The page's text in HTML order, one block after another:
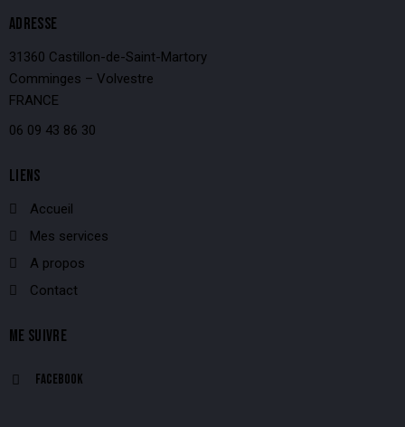
ADRESSE
31360 Castillon-de-Saint-Martory
Comminges – Volvestre
FRANCE
06 09 43 86 30
LIENS
Accueil
Mes services
A propos
Contact
ME SUIVRE
Facebook